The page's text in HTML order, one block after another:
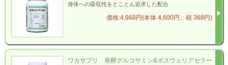
身体への吸収性をとことん追求した配合
価格:4,968円(本体 4,600円、税 368円)
ワカサプリ 発酵グルコサミン&ボスウェリアセラー